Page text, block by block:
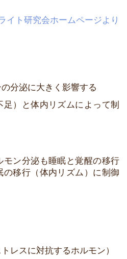
イト研究会ホームページより
分泌に大きく影響する
）と体内リズムによって制
ン分泌も睡眠と覚醒の移行
移行（体内リズム）に制御
レスに対抗するホルモン）